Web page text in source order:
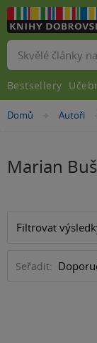
Nacházíte
Domů »Autoři
Marian
Filtrovat
Seřadit:
Bestsellery